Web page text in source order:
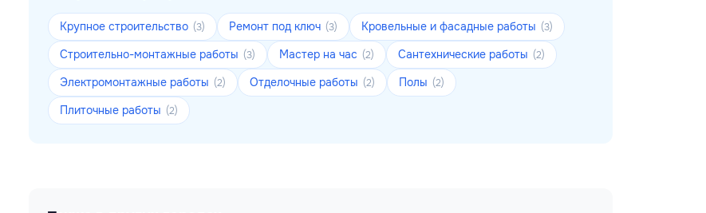
Крупное строительство (3) Ремонт под ключ (3) Кровельные и фасадные работы (3)
Строительно-монтажные работы (3) Мастер на час (2) Сантехнические работы (2)
Электромонтажные работы (2) Отделочные работы (2) Полы (2)
Плиточные работы (2)